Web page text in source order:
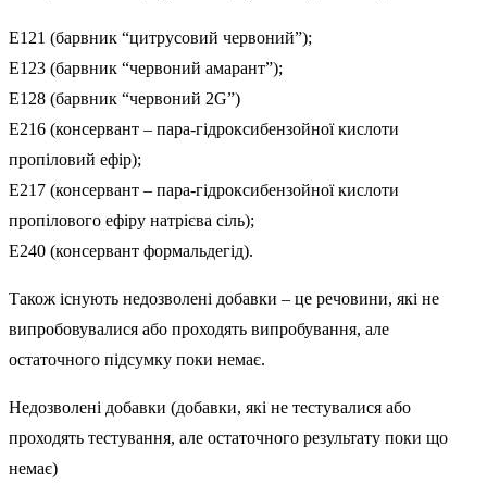
E121 (барвник “цитрусовий червоний”);
E123 (барвник “червоний амарант”);
E128 (барвник “червоний 2G”)
E216 (консервант – пара-гідроксибензойної кислоти
пропіловий ефір);
E217 (консервант – пара-гідроксибензойної кислоти
пропілового ефіру натрієва сіль);
E240 (консервант формальдегід).
Також існують недозволені добавки – це речовини, які не
випробовувалися або проходять випробування, але
остаточного підсумку поки немає.
Недозволені добавки (добавки, які не тестувалися або
проходять тестування, але остаточного результату поки що
немає)